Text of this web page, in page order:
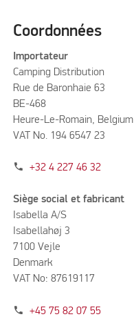
Coordonnées
Importateur
Camping Distribution
Rue de Baronhaie 63
BE-468
Heure-Le-Romain, Belgium
VAT No. 194 6547 23
phone +32 4 227 46 32
Siège social et fabricant
Isabella A/S
Isabellahøj 3
7100 Vejle
Denmark
VAT No: 87619117
phone +45 75 82 07 55